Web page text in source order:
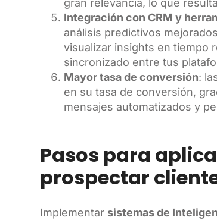
gran relevancia, lo que
Integración con CRM y
análisis predictivos
visualizar insights en tiempo
sincronizado entre tus
Mayor tasa de conversión:
en su tasa de conversión,
mensajes automatizados y
Pasos para
prospectar
Implementar sistemas de